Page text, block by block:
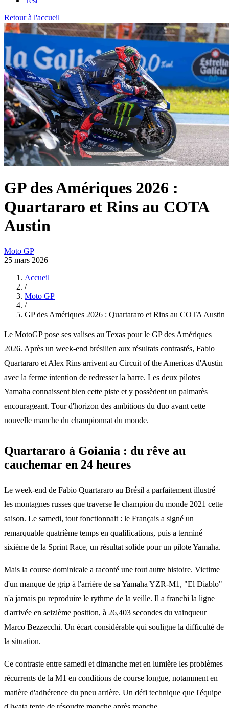
Retour à l'accueil
GP des Amériques 2026 :
Quartararo et Rins au COTA
Austin
Moto GP
25 mars 2026
Accueil
/
Moto GP
/
GP des Amériques 2026 : Quartararo et Rins au COTA Austin
Le MotoGP pose ses valises au Texas pour le GP des Amériques
2026. Après un week-end brésilien aux résultats contrastés, Fabio
Quartararo et Alex Rins arrivent au Circuit of the Americas d'Austin
avec la ferme intention de redresser la barre. Les deux pilotes
Yamaha connaissent bien cette piste et y possèdent un palmarès
encourageant. Tour d'horizon des ambitions du duo avant cette
nouvelle manche du championnat du monde.
Quartararo à Goiania : du rêve au
cauchemar en 24 heures
Le week-end de Fabio Quartararo au Brésil a parfaitement illustré
les montagnes russes que traverse le champion du monde 2021 cette
saison. Le samedi, tout fonctionnait : le Français a signé un
remarquable quatrième temps en qualifications, puis a terminé
sixième de la Sprint Race, un résultat solide pour un pilote Yamaha.
Mais la course dominicale a raconté une tout autre histoire. Victime
d'un manque de grip à l'arrière de sa Yamaha YZR-M1, "El Diablo"
n'a jamais pu reproduire le rythme de la veille. Il a franchi la ligne
d'arrivée en seizième position, à 26,403 secondes du vainqueur
Marco Bezzecchi. Un écart considérable qui souligne la difficulté de
la situation.
Ce contraste entre samedi et dimanche met en lumière les problèmes
récurrents de la M1 en conditions de course longue, notamment en
matière d'adhérence du pneu arrière. Un défi technique que l'équipe